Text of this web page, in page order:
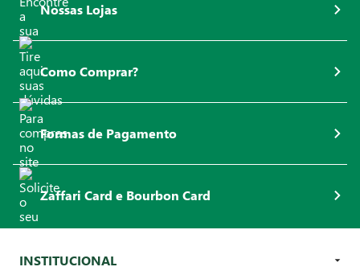
Nossas Lojas
Como Comprar?
Formas de Pagamento
Zaffari Card e Bourbon Card
INSTITUCIONAL